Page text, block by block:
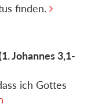
finden.
Johannes 3,1-
ich Gottes